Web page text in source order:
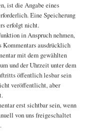
ist die Angabe eines
Eine Speicherung
erfolgt nicht.
in Anspruch nehmen,
Kommentars ausdrücklich
mit dem gewählten
und der Uhrzeit unter dem
öffentlich lesbar sein
veröffentlicht, aber
erst sichtbar sein, wenn
von uns freigeschaltet